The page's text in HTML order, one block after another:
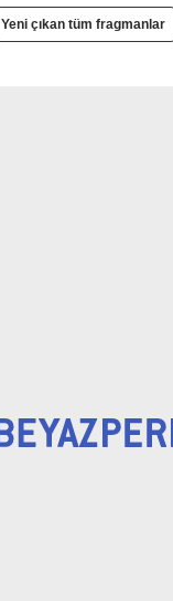
Yeni çıkan tüm fragmanlar